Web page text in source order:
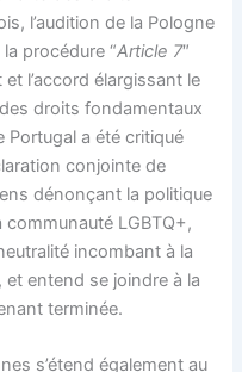
l’audition de la Pologne
procédure “Article 7″
l’accord élargissant le
droits fondamentaux
Portugal a été critiqué
conjointe de
dénonçant la politique
LGBTQ+,
incombant à la
entend se joindre à la
terminée.
s’étend également au